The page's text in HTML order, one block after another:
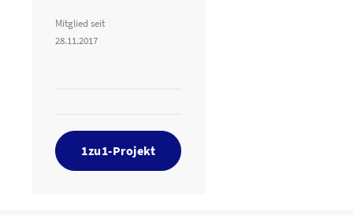
Mitglied seit
28.11.2017
1zu1-Projekt